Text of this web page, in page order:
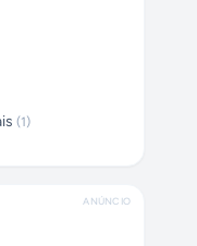
(1)
ANÚNCIO